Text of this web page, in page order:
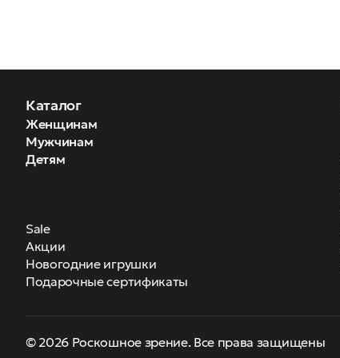
Каталог
Женщинам
Мужчинам
Детям
Sale
Акции
Новогодние игрушки
Подарочные сертификаты
© 2026 Роскошное зрение. Все права защищены